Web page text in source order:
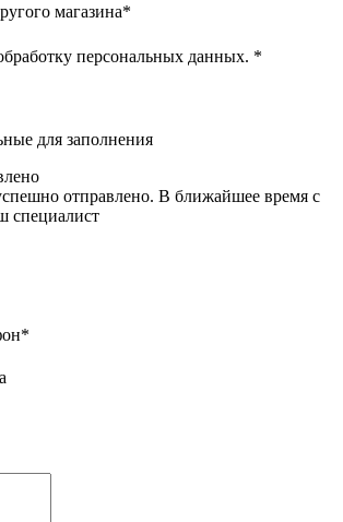
магазина*
персональных данных. *
для заполнения
отправлено. В ближайшее время с
специалист
*